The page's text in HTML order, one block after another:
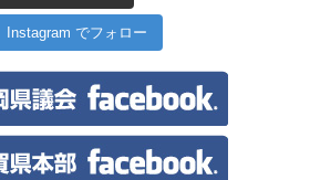
Instagram でフォロー